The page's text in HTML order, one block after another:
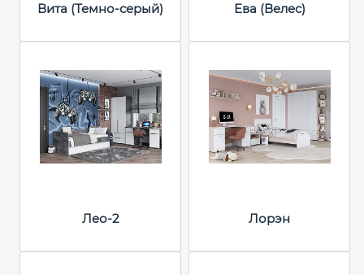
Вита (Темно-серый) Ева (Велес)
Лео-2 Лорэн